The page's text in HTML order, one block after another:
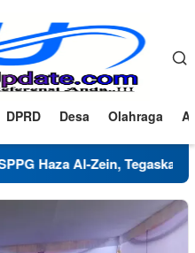
DPRD Desa Olahraga
Zein, Tegaskan Komitmen